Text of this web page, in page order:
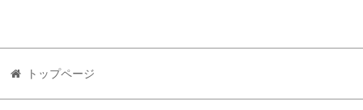
トップページ